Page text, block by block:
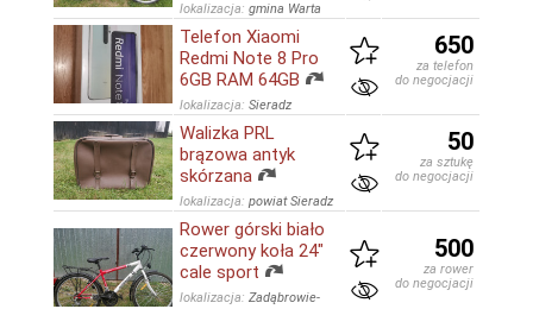
lokalizacja: gmina Warta
Telefon Xiaomi
Redmi Note 8 Pro
6GB RAM 64GB
lokalizacja: Sieradz
650
za telefon
do negocjacji
Walizka PRL
brązowa antyk
skórzana
lokalizacja: powiat Sieradz
50
za sztukę
do negocjacji
Rower górski biało
czerwony koła 24"
cale sport
lokalizacja: Zadąbrowie-
500
za rower
do negocjacji